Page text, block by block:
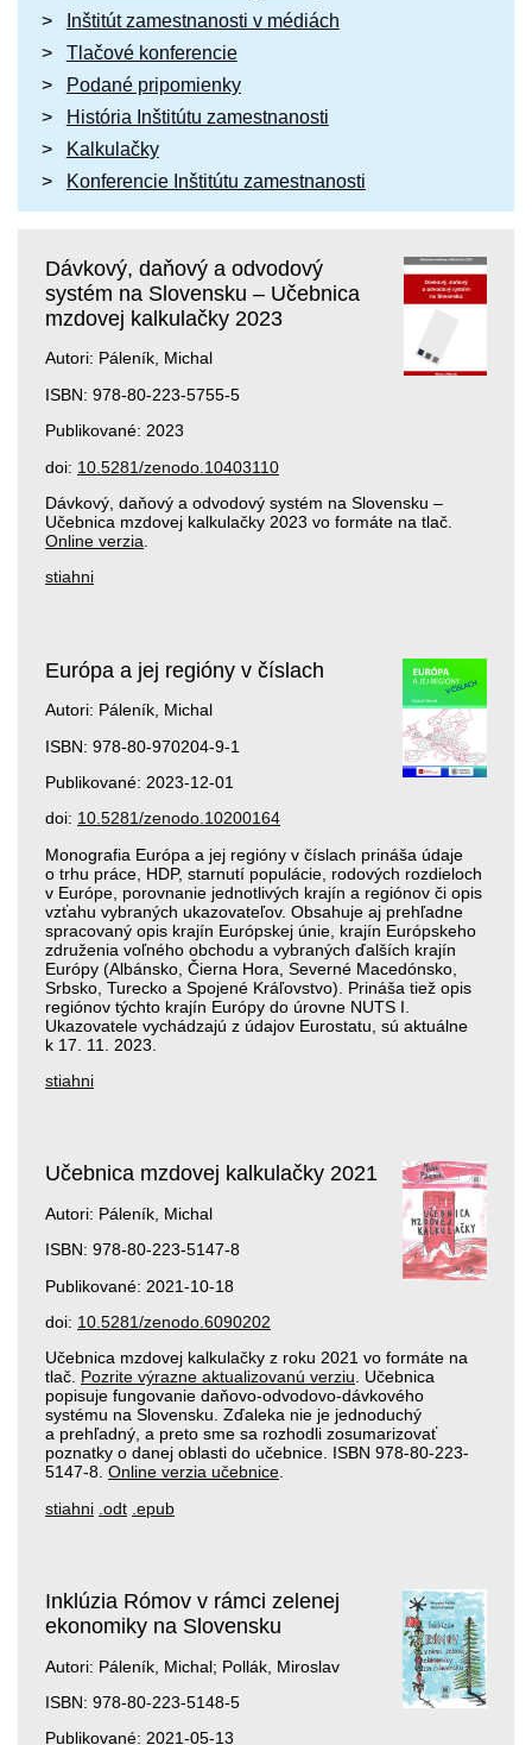
Inštitút zamestnanosti v médiách
Tlačové konferencie
Podané pripomienky
História Inštitútu zamestnanosti
Kalkulačky
Konferencie Inštitútu zamestnanosti
Dávkový, daňový a odvodový
systém na Slovensku – Učebnica
mzdovej kalkulačky 2023
Autori: Páleník, Michal
ISBN: 978-80-223-5755-5
Publikované: 2023
doi: 10.5281/zenodo.10403110
Dávkový, daňový a odvodový systém na Slovensku –
Učebnica mzdovej kalkulačky 2023 vo formáte na tlač.
Online verzia
stiahni
Európa a jej regióny v číslach
Autori: Páleník, Michal
ISBN: 978-80-970204-9-1
Publikované: 2023-12-01
doi: 10.5281/zenodo.10200164
Monografia Európa a jej regióny v číslach prináša údaje
o trhu práce, HDP, starnutí populácie, rodových rozdieloch
v Európe, porovnanie jednotlivých krajín a regiónov či opis
vzťahu vybraných ukazovateľov. Obsahuje aj prehľadne
spracovaný opis krajín Európskej únie, krajín Európskeho
združenia voľného obchodu a vybraných ďalších krajín
Európy (Albánsko, Čierna Hora, Severné Macedónsko,
Srbsko, Turecko a Spojené Kráľovstvo). Prináša tiež opis
regiónov týchto krajín Európy do úrovne NUTS I.
Ukazovatele vychádzajú z údajov Eurostatu, sú aktuálne
k 17. 11. 2023.
stiahni
Učebnica mzdovej kalkulačky 2021
Autori: Páleník, Michal
ISBN: 978-80-223-5147-8
Publikované: 2021-10-18
doi: 10.5281/zenodo.6090202
Učebnica mzdovej kalkulačky z roku 2021 vo formáte na
tlač. Pozrite výrazne aktualizovanú verziu. Učebnica
popisuje fungovanie daňovo-odvodovo-dávkového
systému na Slovensku. Zďaleka nie je jednoduchý
a prehľadný, a preto sme sa rozhodli zosumarizovať
poznatky o danej oblasti do učebnice. ISBN 978-80-223-
5147-8. Online verzia učebnice.
stiahni .odt .epub
Inklúzia Rómov v rámci zelenej
ekonomiky na Slovensku
Autori: Páleník, Michal; Pollák, Miroslav
ISBN: 978-80-223-5148-5
Publikované: 2021-05-13